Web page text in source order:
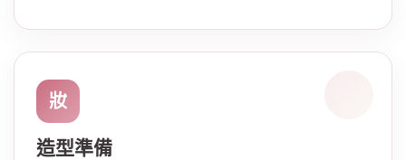
妝
造型準備